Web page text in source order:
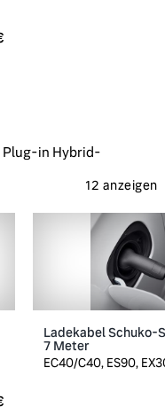
Plug-in Hybrid-
12 anzeigen
Ladekabel Schuko-
7 Meter
EC40/C40, ES90,